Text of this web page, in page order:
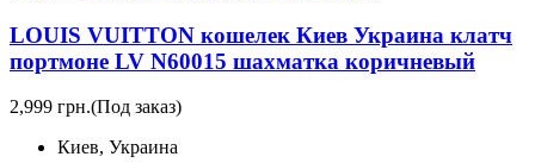
LOUIS VUITTON кошелек Киев Украина клатч
портмоне LV N60015 шахматка коричневый
2,999 грн.(Под заказ)
Киев, Украина